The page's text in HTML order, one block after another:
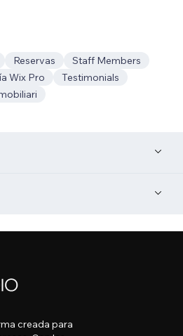
Reservas
Staff Members
Wix Pro
Testimonials
creada para